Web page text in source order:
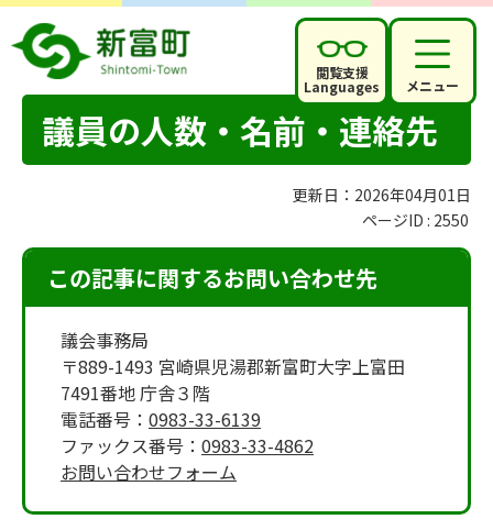
閲覧支援
Languages メニュー
議員の人数・名前・連絡先
更新日：2026年04月01日
ページID : 2550
この記事に関するお問い合わせ先
議会事務局
〒889-1493 宮崎県児湯郡新富町大字上富田
7491番地 庁舎３階
電話番号： 0983-33-6139
ファックス番号： 0983-33-4862
お問い合わせフォーム